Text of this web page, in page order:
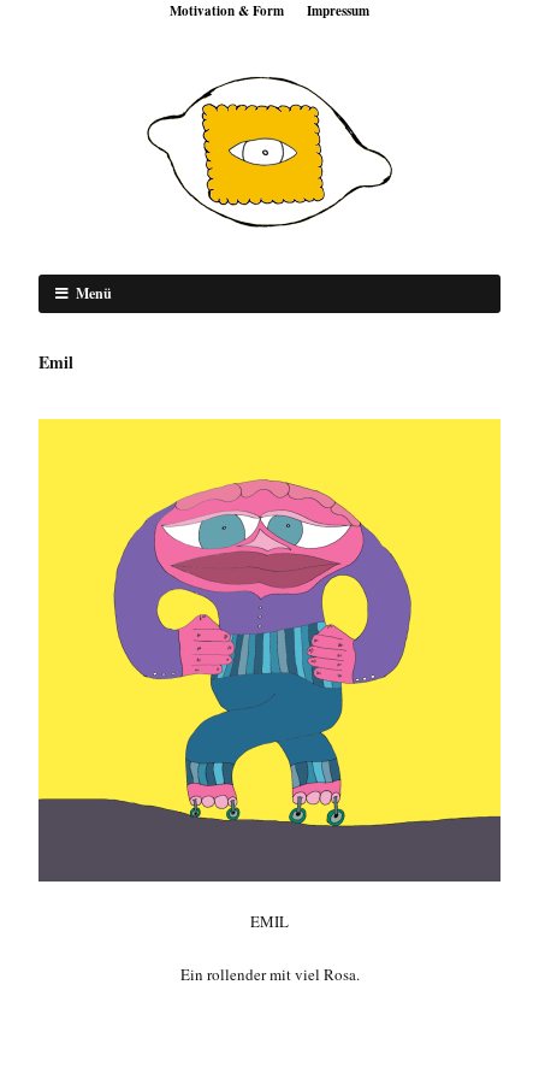
Motivation & Form Impressum
Menü
Emil
EMIL
Ein rollender mit viel Rosa.